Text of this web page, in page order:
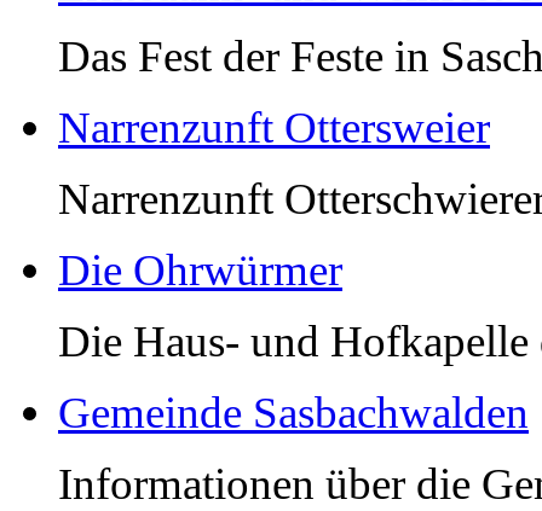
Das Fest der Feste in
Narrenzunft Ottersweier
Narrenzunft
Die Ohrwürmer
Die Haus- und Hofkapelle
Gemeinde Sasbachwalden
Informationen über die